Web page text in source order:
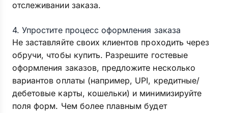
отслеживании заказа.
4. Упростите процесс оформления заказа
Не заставляйте своих клиентов проходить через
обручи, чтобы купить. Разрешите гостевые
оформления заказов, предложите несколько
вариантов оплаты (например, UPI, кредитные/
дебетовые карты, кошельки) и минимизируйте
поля форм. Чем более плавным будет